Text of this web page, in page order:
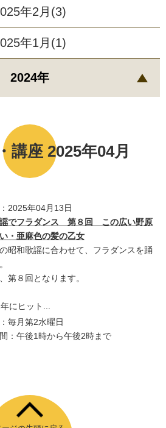
講座 2025年04月
2025年04月13日
でフラダンス 第８回 この広い野原
・亜麻色の髪の乙女
昭和歌謡に合わせて、フラダンスを踊
第８回となります。
にヒット...
毎月第2水曜日
：午後1時から午後2時まで
年2月(3)
年1月(1)
2024年